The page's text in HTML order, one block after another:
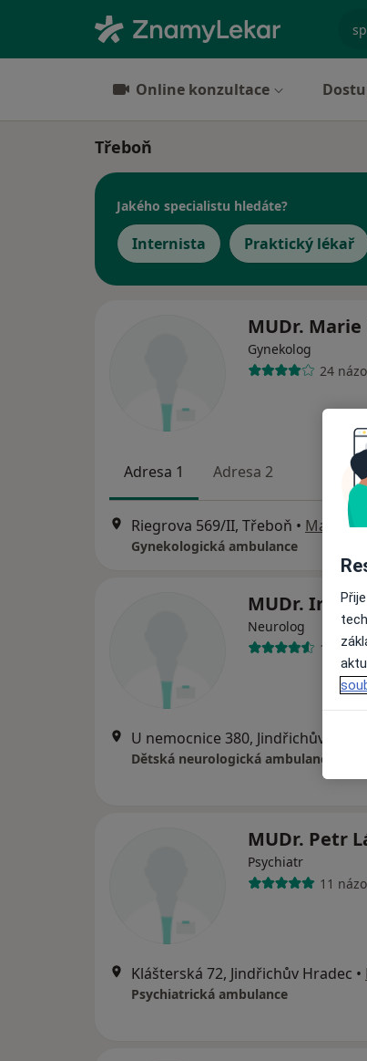
Online konzultace
Třeboň
Jakého specialistu hledáte?
Internista Praktický lékař
MUDr.
Gynekolog
24
Adresa 1 Adresa 2
Riegrova 569/II, Třeboň • Mapa
Gynekologická ambulance
MUDr. Irena
Neurolog
17
U nemocnice 380, Jindřichův
Dětská neurologická ambulance
MUDr. Petr
Psychiatr
11
Klášterská 72, Jindřichův Hradec •
Psychiatrická ambulance